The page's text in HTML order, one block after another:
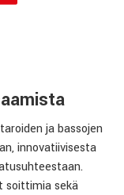
ja bassojen
innovatiivisesta
soittimia sekä